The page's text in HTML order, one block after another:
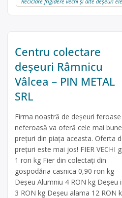
Centru colectare
deșeuri Râmnicu
Vâlcea – PIN METAL
SRL
Firma noastră de deșeuri feroase
neferoasă va oferă cele mai bune
prețuri din piața aceasta. Oferta
prețuri este mai jos! FIER VECHI
1 ron kg Fier din colectați din
gospodăria casnica 0,90 ron kg
Deșeu Alumniu 4 RON kg Deșeu
3 RON kg Deșeu alama 12 RON